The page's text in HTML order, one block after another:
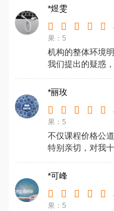
*煜雯
果：5
机构的整体环境
我们提出的疑惑
*丽玫
果：5
不仅课程价格公
特别亲切，对我十
*可峰
果：5